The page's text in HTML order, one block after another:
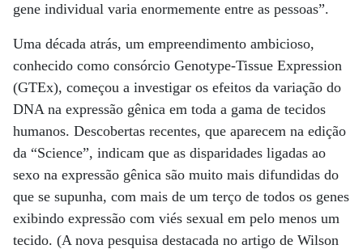
gene individual varia enormemente entre as pessoas”.
Uma década atrás, um empreendimento ambicioso,
conhecido como consórcio Genotype-Tissue Expression
(GTEx), começou a investigar os efeitos da variação do
DNA na expressão gênica em toda a gama de tecidos
humanos. Descobertas recentes, que aparecem na edição
da “Science”, indicam que as disparidades ligadas ao
sexo na expressão gênica são muito mais difundidas do
que se supunha, com mais de um terço de todos os genes
exibindo expressão com viés sexual em pelo menos um
tecido. (A nova pesquisa destacada no artigo de Wilson